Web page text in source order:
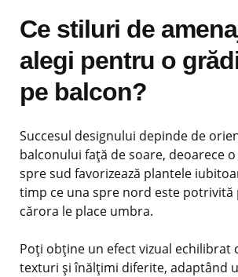
Ce stiluri de
alegi pentru o
pe balcon?
Succesul designului depinde de
balconului față de soare, deoarece
spre sud favorizează plantele
timp ce una spre nord este
cărora le place umbra.
Poți obține un efect vizual echilibrat
texturi și înălțimi diferite, adaptând